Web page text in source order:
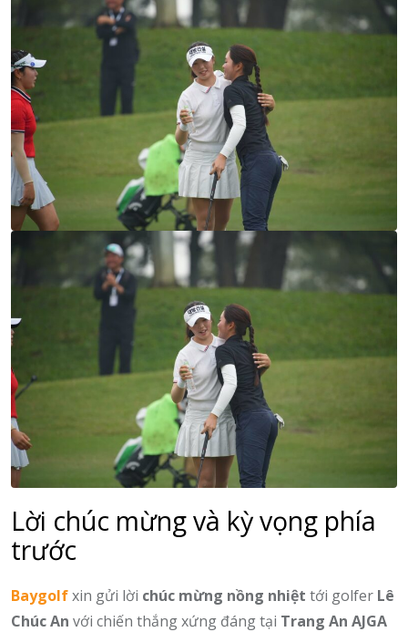
Lời chúc mừng và kỳ vọng phía
trước
Baygolfxin gửi lời chúc mừng nồng nhiệt tới golfer Lê
Chúc An với chiến thắng xứng đáng tại Trang An AJGA